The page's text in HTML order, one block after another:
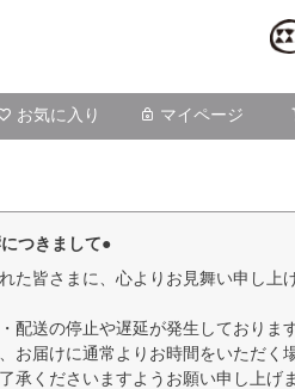
お気に入り マイページ
つきまして●
た皆さまに、心よりお見舞い申し上
配送の停止や遅延が発生しております
お届けに通常よりお時間をいただく
承くださいますようお願い申し上げま